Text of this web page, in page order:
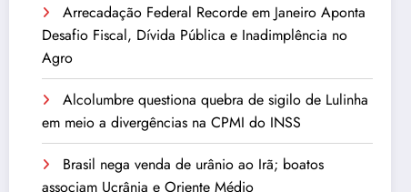
Arrecadação Federal Recorde em Janeiro Aponta
Desafio Fiscal, Dívida Pública e Inadimplência no
Agro
Alcolumbre questiona quebra de sigilo de Lulinha
em meio a divergências na CPMI do INSS
Brasil nega venda de urânio ao Irã; boatos
associam Ucrânia e Oriente Médio